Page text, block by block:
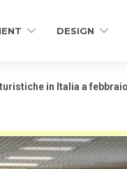
DESIGN
in Italia a